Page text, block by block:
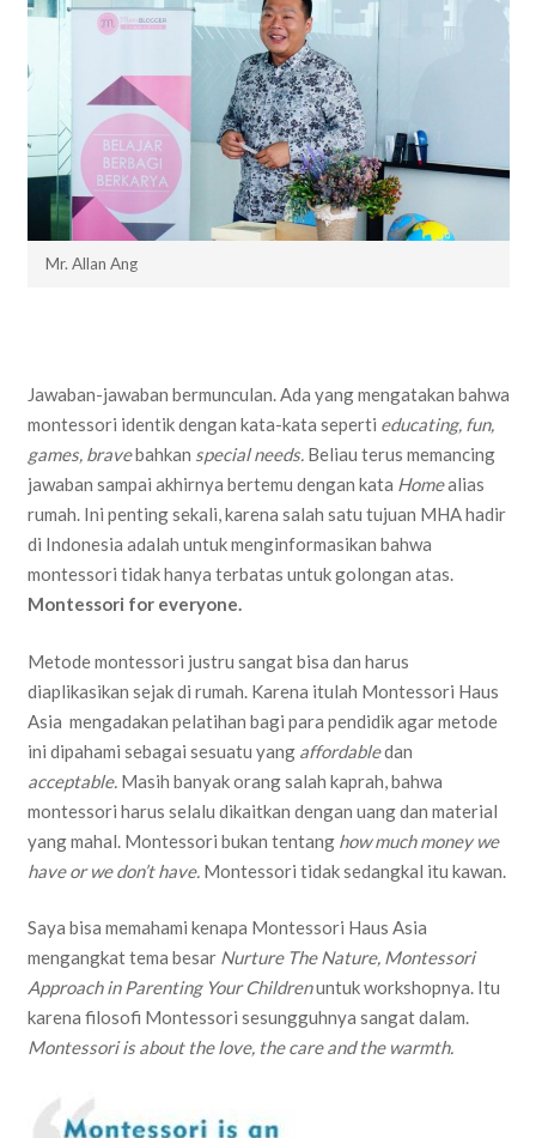
Mr. Allan Ang
Jawaban-jawaban bermunculan. Ada yang mengatakan bahwa
montessori identik dengan kata-kata seperti educating, fun,
games, bravebahkan special needs. Beliau terus memancing
jawaban sampai akhirnya bertemu dengan kata Homealias
rumah. Ini penting sekali, karena salah satu tujuan MHA hadir
di Indonesia adalah untuk menginformasikan bahwa
montessori tidak hanya terbatas untuk golongan atas.
Montessori for everyone.
Metode montessori justru sangat bisa dan harus
diaplikasikan sejak di rumah. Karena itulah Montessori Haus
Asia mengadakan pelatihan bagi para pendidik agar metode
ini dipahami sebagai sesuatu yang affordabledan
acceptable.Masih banyak orang salah kaprah, bahwa
montessori harus selalu dikaitkan dengan uang dan material
yang mahal. Montessori bukan tentang how much money we
have or we don’t have. Montessori tidak sedangkal itu kawan.
Saya bisa memahami kenapa Montessori Haus Asia
mengangkat tema besar Nurture The Nature, Montessori
Approach in Parenting Your Childrenuntuk workshopnya. Itu
karena filosofi Montessori sesungguhnya sangat dalam.
Montessori is about the love, the care and the warmth.